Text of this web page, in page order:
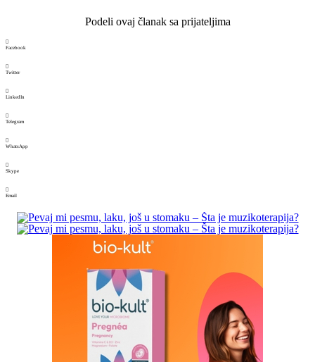
Podeli ovaj članak sa prijateljima
Facebook
Twitter
LinkedIn
Telegram
WhatsApp
Skype
Email